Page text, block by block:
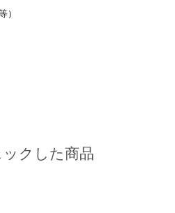
）
クした商品